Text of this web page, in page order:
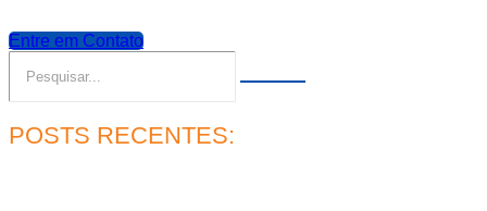
Entre em Contato
POSTS RECENTES: